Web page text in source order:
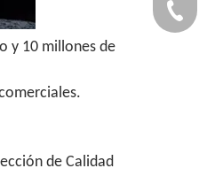
y 10 millones de
de Calidad
0086-